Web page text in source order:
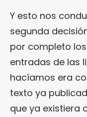
Y esto nos
segunda
por completo
entradas de las
hacíamos era
texto ya
que ya existiera